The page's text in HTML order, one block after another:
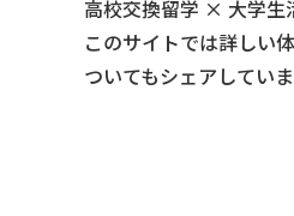
高校交換留学 × 大学生
このサイトでは詳しい
ついてもシェアしていま